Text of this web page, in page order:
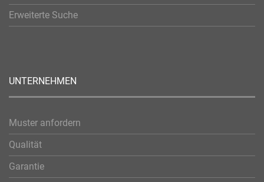
Erweiterte Suche
UNTERNEHMEN
Muster anfordern
Qualität
Garantie